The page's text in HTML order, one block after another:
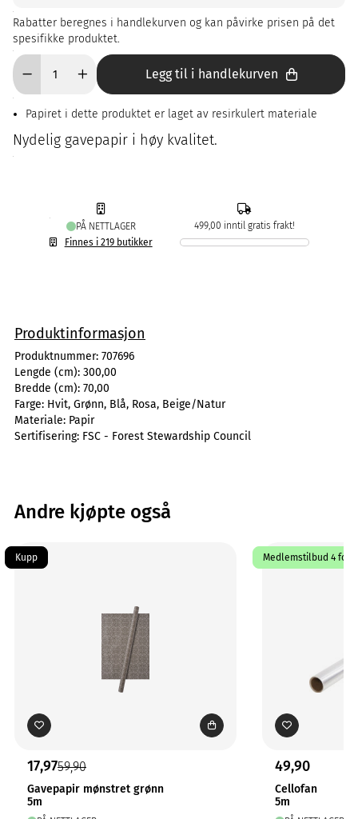
Rabatter beregnes i handlekurven og kan påvirke prisen på det
spesifikke produktet.
Legg til i handlekurven
Papiret i dette produktet er laget av resirkulert materiale
Nydelig gavepapir i høy kvalitet.
PÅ NETTLAGER
Finnes i 219 butikker
499,00 inntil gratis frakt!
Produktinformasjon
Produktnummer: 707696
Lengde (cm): 300,00
Bredde (cm): 70,00
Farge: Hvit, Grønn, Blå, Rosa, Beige/Natur
Materiale: Papir
Sertifisering: FSC - Forest Stewardship Council
Andre kjøpte også
Kupp
17,9759,90
Gavepapir mønstret grønn
5m
Medlemstilbud 4 for 3
49,90
Cellofan
5m